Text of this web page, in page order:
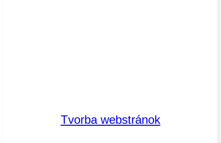
Tvorba webstránok